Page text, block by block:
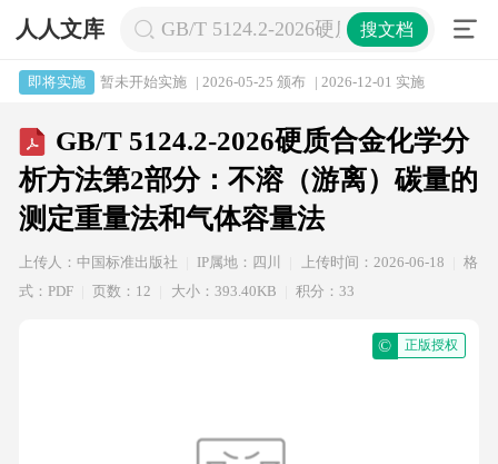
人人文库 GB/T 5124.2-2026硬质合金化学分析
搜文档
即将实施 暂未开始实施 | 2026-05-25 颁布 | 2026-12-01 实施
GB/T 5124.2-2026硬质合金化学分
析方法第2部分：不溶（游离）碳量的
测定重量法和气体容量法
上传人：中国标准出版社 IP属地：四川 上传时间：2026-06-18
格
式：PDF
页数：12 大小：393.40KB 积分：33
© 正版授权